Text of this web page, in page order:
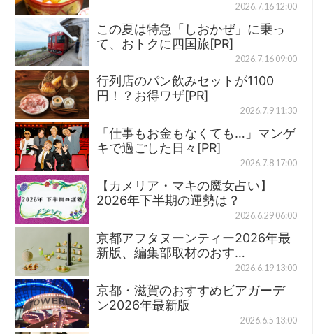
2026.7.16 12:00
この夏は特急「しおかぜ」に乗っ
て、おトクに四国旅[PR]
2026.7.16 09:00
行列店のパン飲みセットが1100
円！？お得ワザ[PR]
2026.7.9 11:30
「仕事もお金もなくても…」マンゲ
キで過ごした日々[PR]
2026.7.8 17:00
【カメリア・マキの魔女占い】
2026年下半期の運勢は？
2026.6.29 06:00
京都アフタヌーンティー2026年最
新版、編集部取材のおす…
2026.6.19 13:00
京都・滋賀のおすすめビアガーデ
ン2026年最新版
2026.6.5 13:00